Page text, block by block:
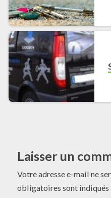
Laisser un
Votre adresse e-mail ne
obligatoires sont indiqués